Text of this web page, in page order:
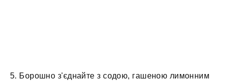
5. Борошно з'єднайте з содою, гашеною лимонним